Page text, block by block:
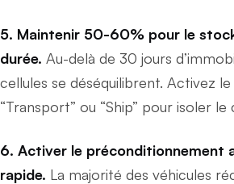
5. Maintenir 50-60% pour le
durée. Au-delà de 30 jours
cellules se déséquilibrent. Activez
“Transport” ou “Ship” pour isoler le
6. Activer le préconditionnement
rapide. La majorité des véhicules